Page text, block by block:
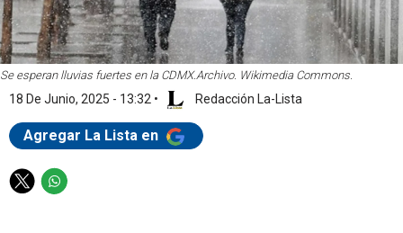
Se esperan lluvias fuertes en la CDMX.Archivo. Wikimedia Commons.
18 De Junio, 2025 - 13:32 • Redacción La-Lista
Agregar La Lista en
T
W